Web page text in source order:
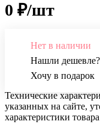
0 ₽/шт
Нет в наличии
Нашли дешевле?
Хочу в подарок
Технические
указанных на сайте,
характеристики